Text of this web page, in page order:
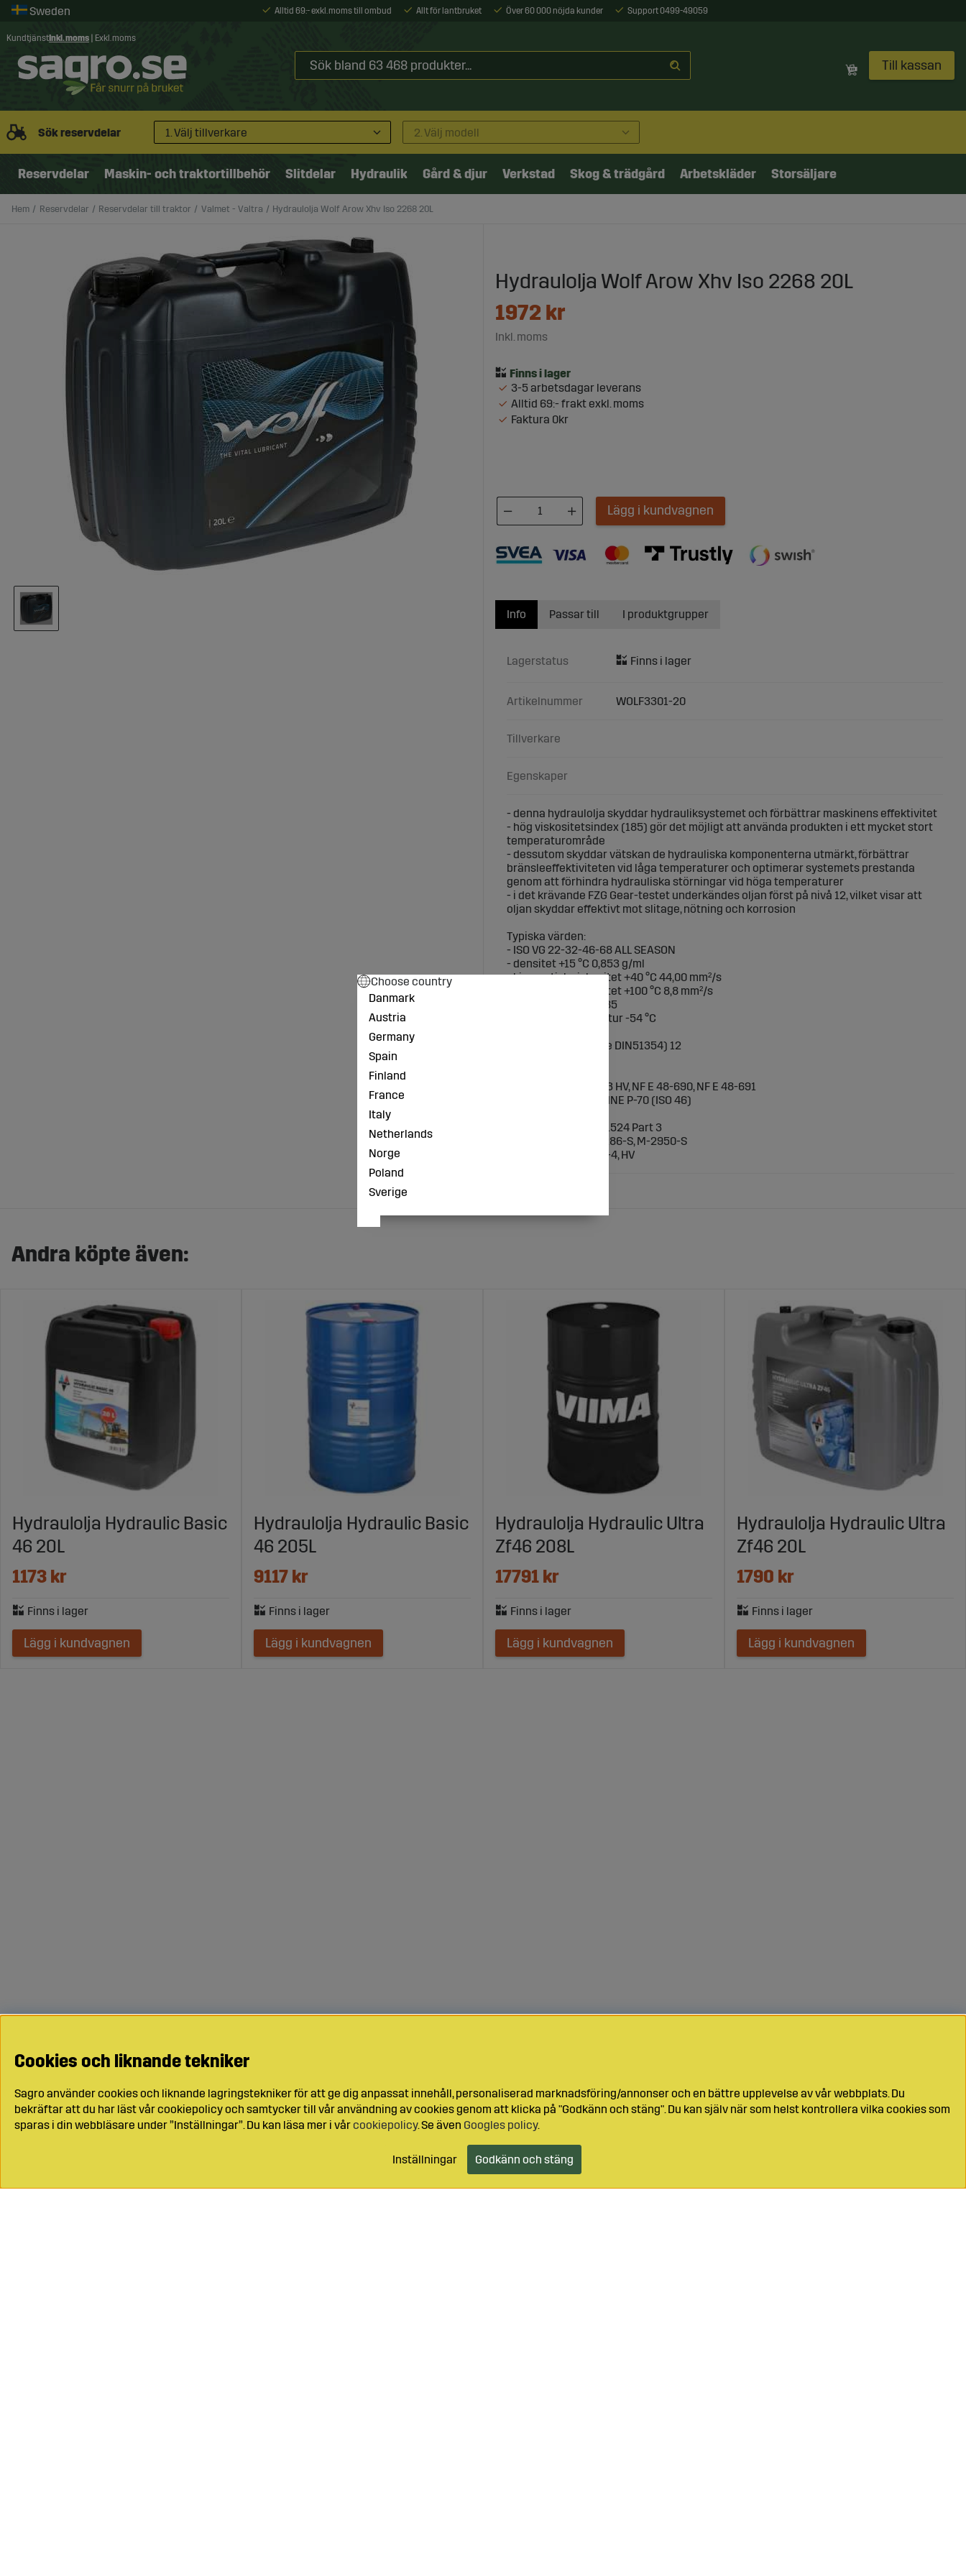
Alltid 69:- exkl. moms till ombud Allt för lantbruket Över 60 000 nöjda kunder Support 0499-49059
Kundtjänst Inkl. moms Exkl. moms
Till kassan
Sök reservdelar 1. Välj tillverkare 2. Välj modell
Reservdelar Maskin- och traktortillbehör Slitdelar Hydraulik Gård & djur Verkstad Skog & trädgård Arbetskläder Storsäljare
Hem Reservdelar Reservdelar till traktor Valmet - Valtra Hydraulolja Wolf Arow Xhv Iso 2268 20L
Hydraulolja Wolf Arow Xhv Iso 2268 20L
1972 kr
Inkl. moms
3-5 arbetsdagar leverans
Alltid 69:- frakt exkl. moms
Faktura 0kr
Lägg i kundvagnen
Info
Lagerstatus
Artikelnummer WOLF3301-20
Tillverkare
Egenskaper
- denna hydraulolja skyddar hydrauliksystemet och förbättrar maskinens effektivitet
- hög viskositetsindex (185) gör det möjligt att använda produkten i ett mycket stort
temperaturområde
- dessutom skyddar vätskan de hydrauliska komponenterna utmärkt, förbättrar
bränsleeffektiviteten vid låga temperaturer och optimerar systemets prestanda
genom att förhindra hydrauliska störningar vid höga temperaturer
- i det krävande FZG Gear-testet underkändes oljan först på nivå 12, vilket visar att
oljan skyddar effektivt mot slitage, nötning och korrosion
Typiska värden:
- ISO VG 22-32-46-68 ALL SEASON
- densitet +15 °C 0,853 g/ml
- kinematisk viskositet +40 °C 44,00 mm²/s
- kinematisk viskositet +100 °C 8,8 mm²/s
- viskositetsindex 185
- lägsta flyttemperatur -54 °C
- FZG-test (fail stage DIN51354) 12
- AFNOR: NF E 48-603 HV, NF E 48-690, NF E 48-691
- CINCINNATI: MACHINE P-70 (ISO 46)
- DIN: 13357 T1/T2, 51524 Part 3
- EATON VICKERS: I-286-S, M-2950-S
- ISO: 11158, HV, 6743-4, HV
Passar till I produktgrupper
Andra köpte även:
Hydraulolja Hydraulic Basic
46 20L
1173 kr
Lägg i kundvagnen
Hydraulolja Hydraulic Basic
46 205L
9117 kr
Lägg i kundvagnen
Hydraulolja Hydraulic Ultra
Zf46 208L
17791 kr
Lägg i kundvagnen
Hydraulolja Hydraulic Ultra
Zf46 20L
1790 kr
Lägg i kundvagnen
Cookies och liknande tekniker
Sagro använder cookies och liknande lagringstekniker för att ge dig anpassat innehåll, personaliserad marknadsföring/annonser och en bättre upplevelse av vår webbplats. Du
bekräftar att du har läst vår cookiepolicy och samtycker till vår användning av cookies genom att klicka på "Godkänn och stäng". Du kan själv när som helst kontrollera vilka cookies som
sparas i din webbläsare under ”Inställningar”. Du kan läsa mer i vårcookiepolicy. Se även Googles policy.
Inställningar Godkänn och stäng
Choose country
Danmark
Austria
Germany
Spain
Finland
France
Italy
Netherlands
Norge
Poland
Sverige